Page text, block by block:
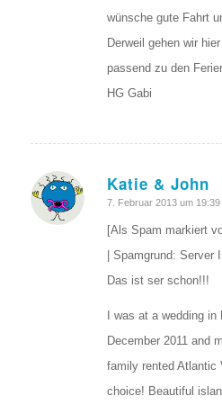
wünsche gute Fahrt
Derweil gehen wir
passend zu den
HG Gabi
Katie & John
sagte:
7. Februar 2013 um 19:39
[Als Spam markiert
| Spamgrund: Server
Das ist ser schon!!!
I was at a wedding in
December 2011 and
family rented Atlantic
choice! Beautiful